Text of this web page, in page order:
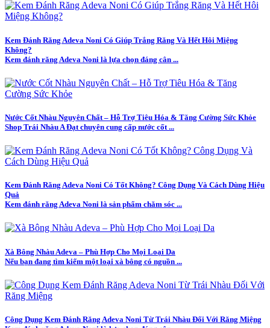
Kem Đánh Răng Adeva Noni Có Giúp Trắng Răng Và Hết Hôi Miệng
Không?
Kem đánh răng Adeva Noni là lựa chọn đáng cân ...
Nước Cốt Nhàu Nguyên Chất – Hỗ Trợ Tiêu Hóa & Tăng Cường Sức Khỏe
Shop Trái Nhàu A Đạt chuyên cung cấp nước cốt ...
Kem Đánh Răng Adeva Noni Có Tốt Không? Công Dụng Và Cách Dùng Hiệu
Quả
Kem đánh răng Adeva Noni là sản phẩm chăm sóc ...
Xà Bông Nhàu Adeva – Phù Hợp Cho Mọi Loại Da
Nếu bạn đang tìm kiếm một loại xà bông có nguồn ...
Công Dụng Kem Đánh Răng Adeva Noni Từ Trái Nhàu Đối Với Răng Miệng